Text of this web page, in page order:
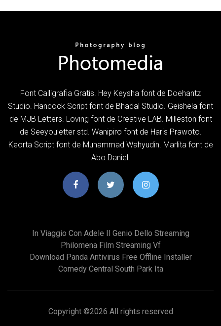
Font Calligrafia Gratis. Hey Keysha font de Doehantz
Studio. Hancock Script font de Bhadal Studio. Geishela font
de MJB Letters. Loving font de Creative LAB. Milleston font
de Seeyouletter std. Wanipiro font de Haris Prawoto.
Keorta Script font de Muhammad Wahyudin. Marlita font de
Abo Daniel.
In Viaggio Con Adele Il Genio Dello Streaming
Philomena Film Streaming Vf
Download Panda Antivirus Free Offline Installer
Comedy Central South Park Ita
Copyright ©2026 All rights reserved